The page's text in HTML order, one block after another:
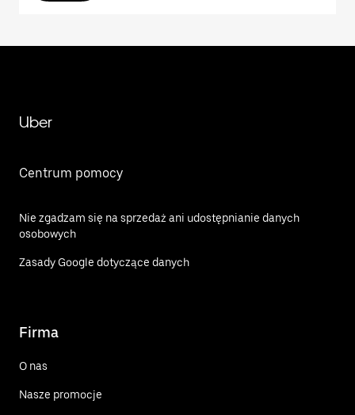
Uber
Centrum pomocy
Nie zgadzam się na sprzedaż ani udostępnianie danych
osobowych
Zasady Google dotyczące danych
Firma
O nas
Nasze promocje